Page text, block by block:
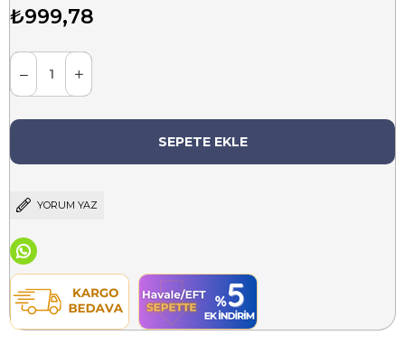
₺999,78
YORUM YAZ